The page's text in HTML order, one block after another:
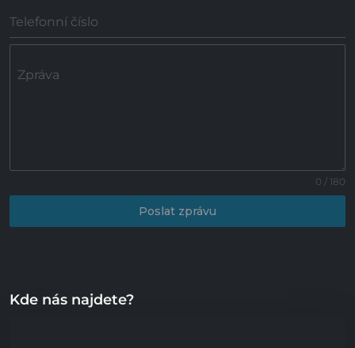
Telefonní číslo
Zpráva
0 / 180
Poslat zprávu
Kde nás najdete?